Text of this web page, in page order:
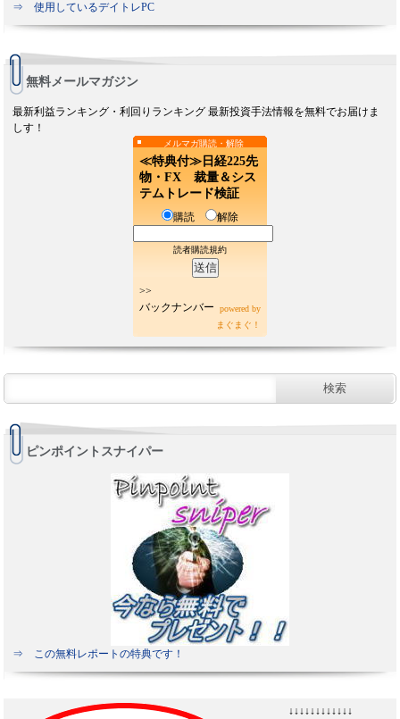
⇒ 使用しているデイトレPC
無料メールマガジン
最新利益ランキング・利回りランキング 最新投資手法情報を無料でお届けま
しす！
メルマガ購読・解除
≪特典付≫日経225先
物・FX 裁量＆シス
テムトレード検証
購読 解除
読者購読規約
>>
バックナンバー
powered by
まぐまぐ！
ピンポイントスナイパー
⇒ この無料レポートの特典です！
↓↓↓↓↓↓↓↓↓↓↓↓